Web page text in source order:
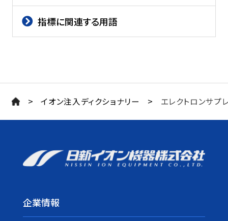
指標に関連する用語
> イオン注入ディクショナリー > エレクトロンサプ
企業情報